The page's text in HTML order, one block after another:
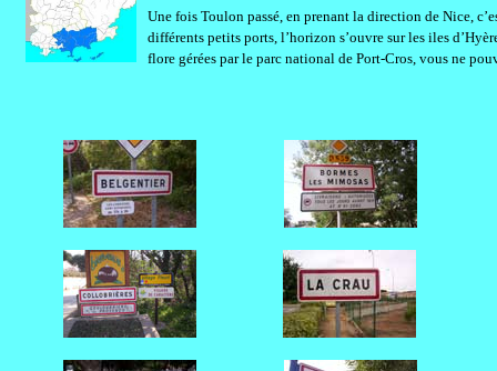
Une fois Toulon passé, en prenant la direction de Nice,
différents petits ports, l’horizon s’ouvre sur les iles
flore gérées par le parc national de Port-Cros, vous ne